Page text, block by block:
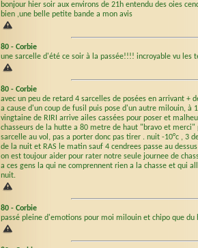
bonjour hier soir aux environs de 21h entendu des oies
bien ,une belle petite bande a mon avis
80 - Corbie
une sarcelle d'été ce soir à la passée!!!! incroyable vu les
80 - Corbie
avec un peu de retard 4 sarcelles de posées en arrivant +
a cause d'un coup de fusil puis pose d'un autre milouin, à
vingtaine de RIRI arrive ailes cassées pour poser et
chasseurs de la hutte a 80 metre de haut "bravo et merci"
sarcelle au vol, pas a porter donc pas tirer . nuit -10°c , 3
de la nuit et RAS le matin sauf 4 cendrees passe au
on est toujour aider pour rater notre seule journee de
a ces gens la qui ne comprennent rien a la chasse et qui
nuit.
80 - Corbie
passé pleine d'emotions pour moi milouin et chipo que du